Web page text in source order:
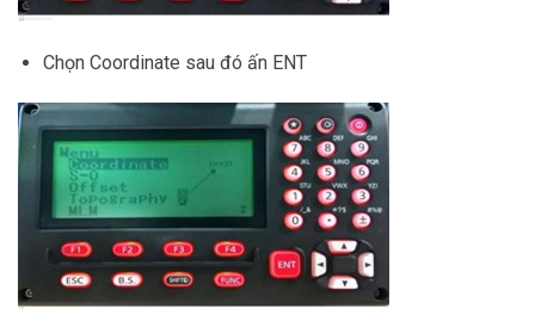
Chọn Coordinate sau đó ấn ENT